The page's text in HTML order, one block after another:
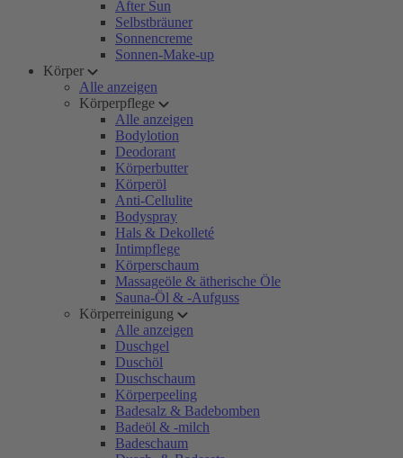
After Sun
Selbstbräuner
Sonnencreme
Sonnen-Make-up
Körper
Alle anzeigen
Körperpflege
Alle anzeigen
Bodylotion
Deodorant
Körperbutter
Körperöl
Anti-Cellulite
Bodyspray
Hals & Dekolleté
Intimpflege
Körperschaum
Massageöle & ätherische Öle
Sauna-Öl & -Aufguss
Körperreinigung
Alle anzeigen
Duschgel
Duschöl
Duschschaum
Körperpeeling
Badesalz & Badebomben
Badeöl & -milch
Badeschaum